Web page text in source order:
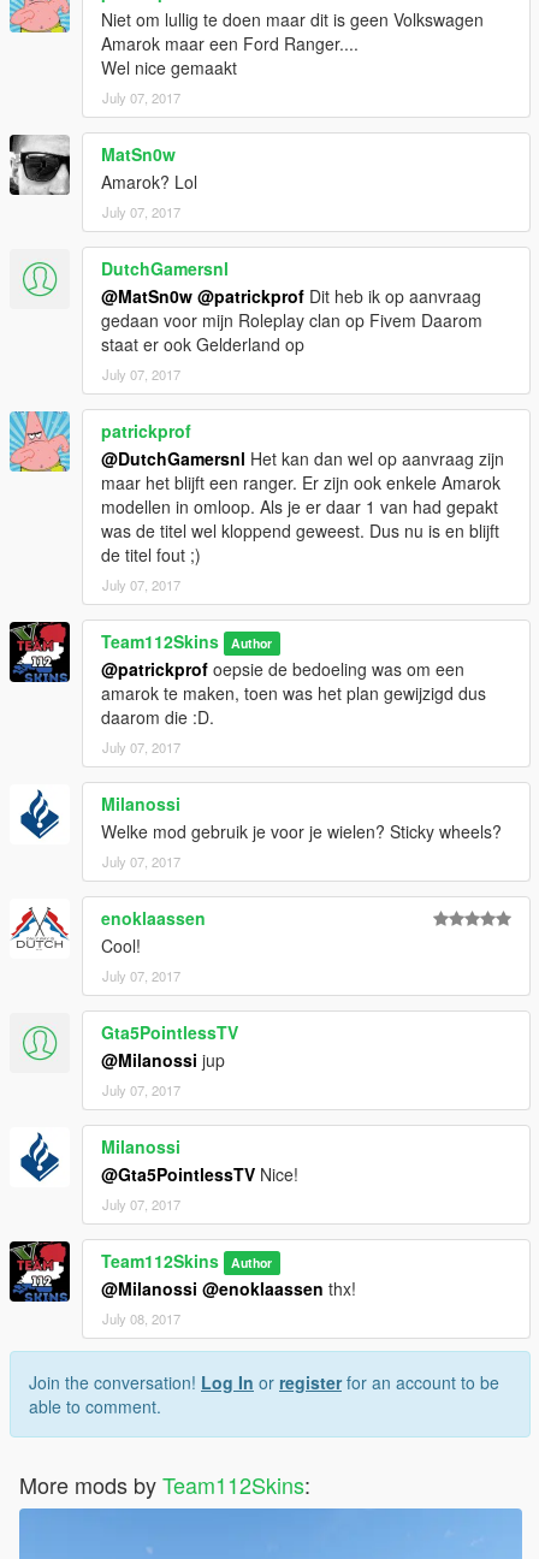
Niet om lullig te doen maar dit is geen Volkswagen
Amarok maar een Ford Ranger....
Wel nice gemaakt
July 07, 2017
MatSn0w
Amarok? Lol
July 07, 2017
DutchGamersnl
@MatSn0w @patrickprof Dit heb ik op aanvraag
gedaan voor mijn Roleplay clan op Fivem Daarom
staat er ook Gelderland op
July 07, 2017
patrickprof
@DutchGamersnl Het kan dan wel op aanvraag zijn
maar het blijft een ranger. Er zijn ook enkele Amarok
modellen in omloop. Als je er daar 1 van had gepakt
was de titel wel kloppend geweest. Dus nu is en blijft
de titel fout ;)
July 07, 2017
Team112Skins Author
@patrickprof oepsie de bedoeling was om een
amarok te maken, toen was het plan gewijzigd dus
daarom die :D.
July 07, 2017
Milanossi
Welke mod gebruik je voor je wielen? Sticky wheels?
July 07, 2017
enoklaassen
Cool!
July 07, 2017
Gta5PointlessTV
@Milanossi jup
July 07, 2017
Milanossi
@Gta5PointlessTV Nice!
July 07, 2017
Team112Skins Author
@Milanossi @enoklaassen thx!
July 08, 2017
Join the conversation! Log In or registerfor an account to be
able to comment.
More mods byTeam112Skins: